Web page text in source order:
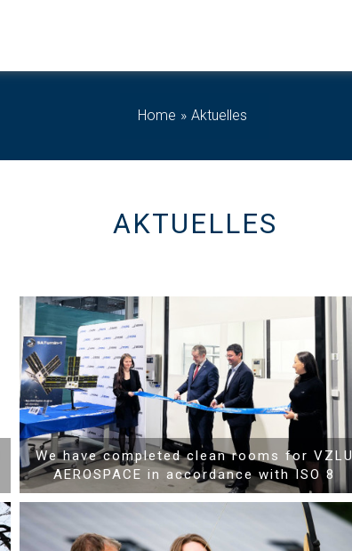
Home Aktuelles
AKTUELLES
We have completed clean rooms for VZLU
AEROSPACE in accordance with ISO 8
Mehr Informationen
Mehr Informationen